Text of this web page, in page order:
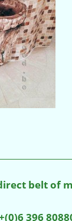
belt of
396